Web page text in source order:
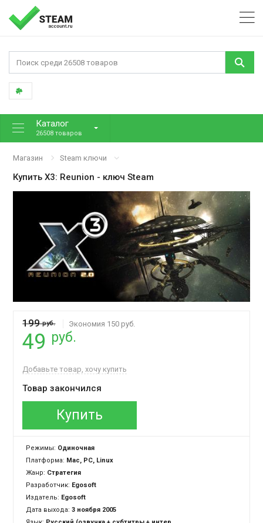
Каталог
26508 товаров
Магазин Steam ключи
КупитьX3: Reunion - ключ Steam
199руб. Экономия 150 руб.
49 руб.
Добавьте товар, хочу купить
Товар закончился
Купить
Режимы: Одиночная
Платформа: Mac, PC, Linux
Жанр: Стратегия
Разработчик: Egosoft
Издатель: Egosoft
Дата выхода: 3 ноября 2005